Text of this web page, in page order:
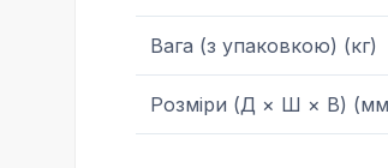
Вага (з упаковкою) (кг)
Розміри (Д × Ш × В)